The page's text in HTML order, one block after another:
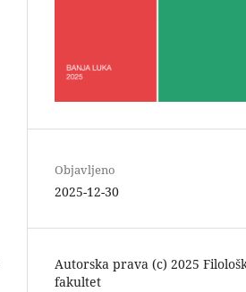
Objavljeno
2025-12-30
Autorska prava (c) 2025
fakultet